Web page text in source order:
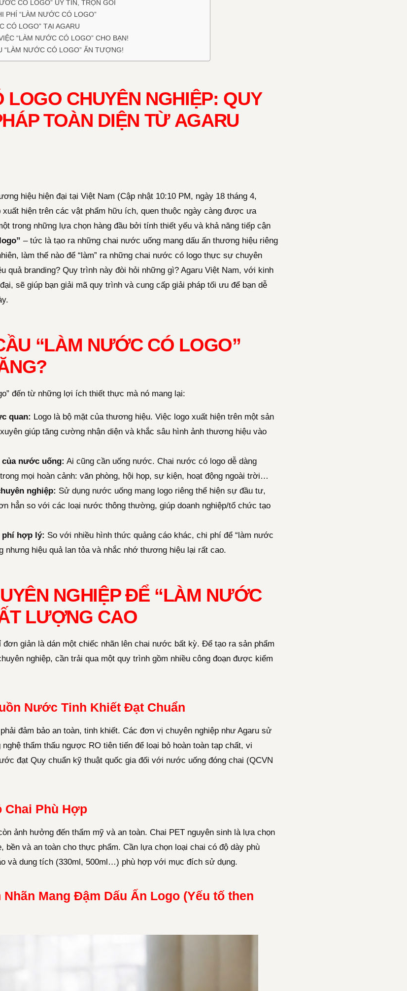
CÓ LOGO” UY TÍN, TRỌN GÓI
PHÍ “LÀM NƯỚC CÓ LOGO”
CÓ LOGO” TẠI AGARU
“LÀM NƯỚC CÓ LOGO” CHO BẠN!
“LÀM NƯỚC CÓ LOGO” ẤN TƯỢNG!
CHUYÊN NGHIỆP: QUY
TOÀN DIỆN TỪ AGARU
hiệu hiện đại tại Việt Nam (Cập nhật 10:10 PM, ngày 18 tháng 4,
xuất hiện trên các vật phẩm hữu ích, quen thuộc ngày càng được ưa
trong những lựa chọn hàng đầu bởi tính thiết yếu và khả năng tiếp cận
– tức là tạo ra những chai nước uống mang dấu ấn thương hiệu riêng
làm thế nào để “làm” ra những chai nước có logo thực sự chuyên
quả branding? Quy trình này đòi hỏi những gì? Agaru Việt Nam, với kinh
sẽ giúp bạn giải mã quy trình và cung cấp giải pháp tối ưu để bạn dễ
“LÀM NƯỚC CÓ LOGO”
đến từ những lợi ích thiết thực mà nó mang lại:
quan: Logo là bộ mặt của thương hiệu. Việc logo xuất hiện trên một sản
giúp tăng cường nhận diện và khắc sâu hình ảnh thương hiệu vào
nước uống: Ai cũng cần uống nước. Chai nước có logo dễ dàng
mọi hoàn cảnh: văn phòng, hội họp, sự kiện, hoạt động ngoài trời…
nghiệp: Sử dụng nước uống mang logo riêng thể hiện sự đầu tư,
hẳn so với các loại nước thông thường, giúp doanh nghiệp/tổ chức tạo
phí hợp lý: So với nhiều hình thức quảng cáo khác, chi phí để “làm nước
nhưng hiệu quả lan tỏa và nhắc nhớ thương hiệu lại rất cao.
NGHIỆP ĐỂ “LÀM NƯỚC
LƯỢNG CAO
đơn giản là dán một chiếc nhãn lên chai nước bất kỳ. Để tạo ra sản phẩm
nghiệp, cần trải qua một quy trình gồm nhiều công đoạn được kiểm
Nước Tinh Khiết Đạt Chuẩn
đảm bảo an toàn, tinh khiết. Các đơn vị chuyên nghiệp như Agaru sử
thẩm thấu ngược RO tiên tiến để loại bỏ hoàn toàn tạp chất, vi
đạt Quy chuẩn kỹ thuật quốc gia đối với nước uống đóng chai (QCVN
Chai Phù Hợp
ảnh hưởng đến thẩm mỹ và an toàn. Chai PET nguyên sinh là lựa chọn
bền và an toàn cho thực phẩm. Cần lựa chọn loại chai có độ dày phù
và dung tích (330ml, 500ml…) phù hợp với mục đích sử dụng.
Mang Đậm Dấu Ấn Logo (Yếu tố then